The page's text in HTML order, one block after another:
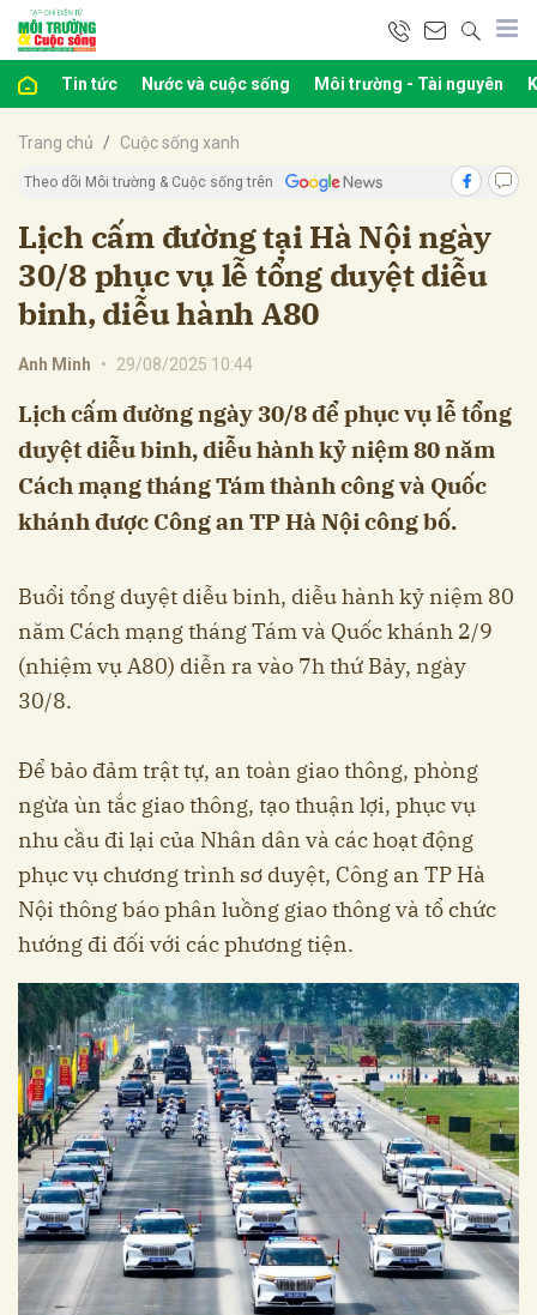
Tin tức Nước và cuộc sống Môi trường - Tài nguyên
Trang chủ Cuộc sống xanh
Theo dõi Môi trường & Cuộc sống trên
Lịch cấm đường tại Hà Nội ngày
30/8 phục vụ lễ tổng duyệt diễu
binh, diễu hành A80
Anh Minh • 29/08/2025 10:44
Lịch cấm đường ngày 30/8 để phục vụ lễ tổng
duyệt diễu binh, diễu hành kỷ niệm 80 năm
Cách mạng tháng Tám thành công và Quốc
khánh được Công an TP Hà Nội công bố.
Buổi tổng duyệt diễu binh, diễu hành kỷ niệm 80
năm Cách mạng tháng Tám và Quốc khánh 2/9
(nhiệm vụ A80) diễn ra vào 7h thứ Bảy, ngày
30/8.
Để bảo đảm trật tự, an toàn giao thông, phòng
ngừa ùn tắc giao thông, tạo thuận lợi, phục vụ
nhu cầu đi lại của Nhân dân và các hoạt động
phục vụ chương trình sơ duyệt, Công an TP Hà
Nội thông báo phân luồng giao thông và tổ chức
hướng đi đối với các phương tiện.